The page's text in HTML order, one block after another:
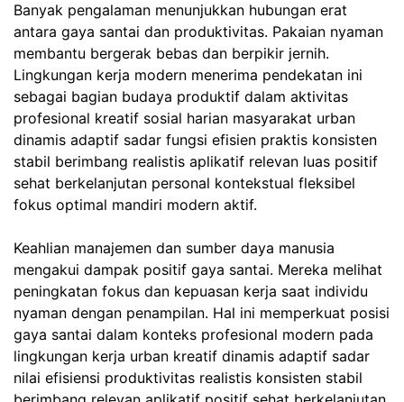
Banyak pengalaman menunjukkan hubungan erat
antara gaya santai dan produktivitas. Pakaian nyaman
membantu bergerak bebas dan berpikir jernih.
Lingkungan kerja modern menerima pendekatan ini
sebagai bagian budaya produktif dalam aktivitas
profesional kreatif sosial harian masyarakat urban
dinamis adaptif sadar fungsi efisien praktis konsisten
stabil berimbang realistis aplikatif relevan luas positif
sehat berkelanjutan personal kontekstual fleksibel
fokus optimal mandiri modern aktif.
Keahlian manajemen dan sumber daya manusia
mengakui dampak positif gaya santai. Mereka melihat
peningkatan fokus dan kepuasan kerja saat individu
nyaman dengan penampilan. Hal ini memperkuat posisi
gaya santai dalam konteks profesional modern pada
lingkungan kerja urban kreatif dinamis adaptif sadar
nilai efisiensi produktivitas realistis konsisten stabil